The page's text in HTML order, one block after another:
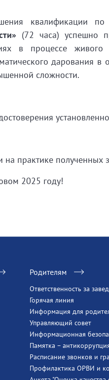
квалификации по
(72 часа) успешно
в процессе живого
дарования
сложности.
практике полученных
2025 году!
Родителям
Ответственность за
Горячая линия
Информация для
Управляющий совет
Информационная
Памятка –
Расписание звонков и
Профилактика ОРВИ и